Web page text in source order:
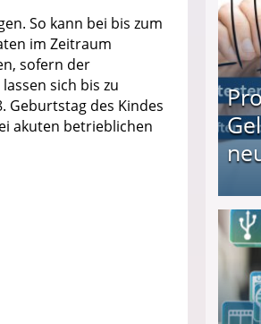
So kann bei bis zum
im Zeitraum
sofern der
sich bis zu
Geburtstag des Kindes
akuten betrieblichen
werden und Geld verdienen ↻